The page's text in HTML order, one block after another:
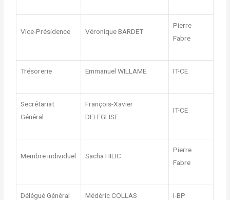
Vice-Présidence Véronique BARDET
Pierre
Fabre
Trésorerie Emmanuel WILLAME IT-CE
Secrétariat
Général
François-Xavier
DELEGLISE
IT-CE
Membre individuel Sacha HILIC
Pierre
Fabre
Délégué Général Médéric COLLAS I-BP